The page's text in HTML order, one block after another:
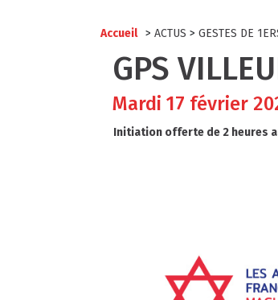
Accueil > ACTUS > GESTES DE
GPS
Mardi 17 février
Initiation offerte de 2 heures